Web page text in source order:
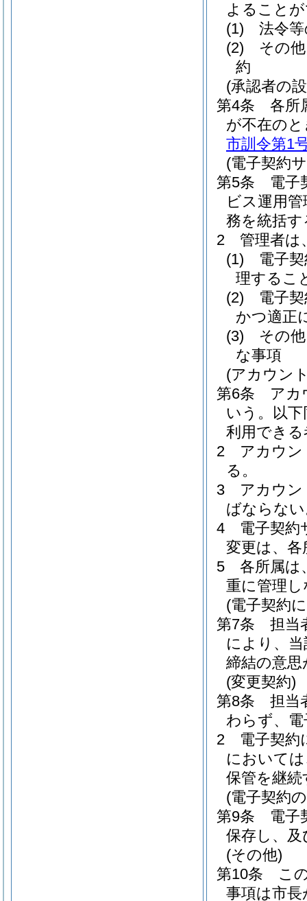
よること
(1)
法令
(2)
その
約
(承認者の
第4条
各所
が不在の
市訓令第1
(電子契約
第5条
電子
ビス運用管
務を統括
2
管理者は
(1)
電子
理するこ
(2)
電子
かつ適正
(3)
その
な事項
(アカウン
第6条
アカ
いう。以下
利用できる
2
アカウ
る。
3
アカウ
ばならな
4
電子契
変更は、
5
各所属は
重に管理
(電子契約
第7条
担当
により、
締結の意
(変更契約)
第8条
担当
わらず、
2
電子契約
において
保管を継続
(電子契約
第9条
電子
保存し、
(その他)
第10条
こ
事項は市